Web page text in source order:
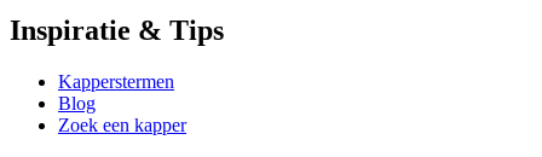
Inspiratie & Tips
Kapperstermen
Blog
Zoek een kapper